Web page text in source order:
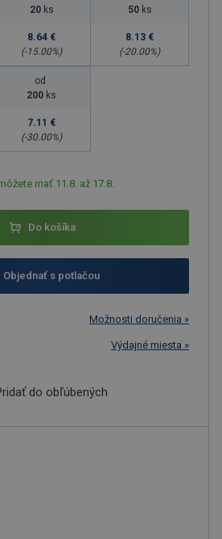
20 ks
8.64 €
(-15.00%)
50 ks
8.13 €
(-20.00%)
od
200 ks
7.11 €
(-30.00%)
mať 11.8. až 17.8.
Do košíka
Objednať s potlačou
Možnosti doručenia »
Výdajné miesta »
do obľúbených